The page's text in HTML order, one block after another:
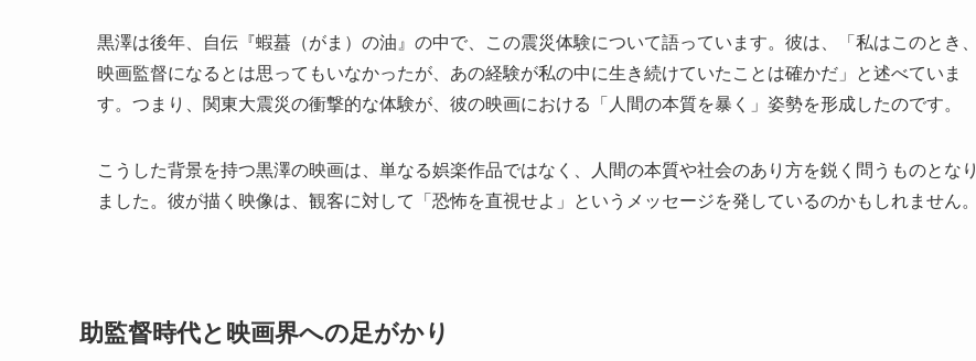
黒澤は後年、自伝『蝦蟇（がま）の油』の中で、この震災体験について語っています。彼は、「私はこのとき、
映画監督になるとは思ってもいなかったが、あの経験が私の中に生き続けていたことは確かだ」と述べていま
す。つまり、関東大震災の衝撃的な体験が、彼の映画における「人間の本質を暴く」姿勢を形成したのです。
こうした背景を持つ黒澤の映画は、単なる娯楽作品ではなく、人間の本質や社会のあり方を鋭く問うものとなり
ました。彼が描く映像は、観客に対して「恐怖を直視せよ」というメッセージを発しているのかもしれません。
助監督時代と映画界への足がかり